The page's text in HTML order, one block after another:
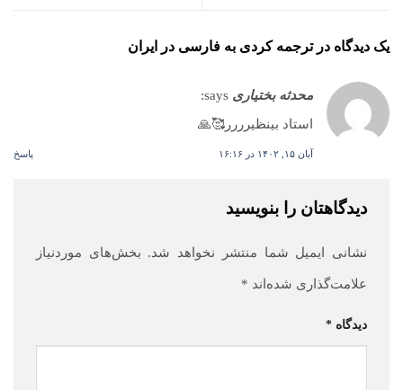
یک دیدگاه درترجمه کردی به فارسی در ایران
محدثه بختیاری says:
استاد بینظیرررر🥰🙏
آبان ۱۵, ۱۴۰۲ در ۱۶:۱۶ پاسخ
دیدگاهتان را بنویسید
نشانی ایمیل شما منتشر نخواهد شد. بخش‌های موردنیاز
علامت‌گذاری شده‌اند *
دیدگاه *